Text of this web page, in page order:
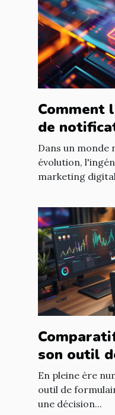
Comment
de
peuvent
Dans un monde
évolution,
marketing
son outil
en ligne
En pleine ère
outil de
une décision...